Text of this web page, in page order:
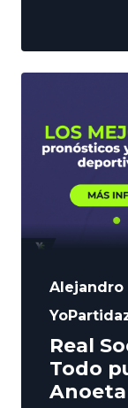
domingo
equipos.
cobra
de
puntos.
tensión e
lanzamos
Alejandro
Real
Todo
Anoeta